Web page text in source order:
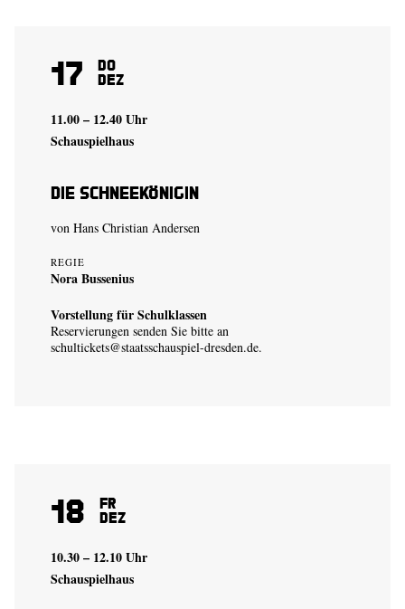
17 Do
Dez
11.00 – 12.40 Uhr
Schauspielhaus
Die Schneekönigin
von Hans Christian Andersen
REGIE
Nora Bussenius
Vorstellung für Schulklassen
Reservierungen senden Sie bitte an
schultickets@staatsschauspiel-dresden.de.
18 Fr
Dez
10.30 – 12.10 Uhr
Schauspielhaus